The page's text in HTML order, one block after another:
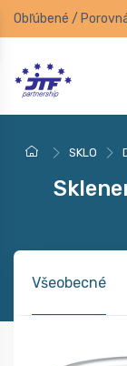
Obľúbené /
SKLO
Všeobecné